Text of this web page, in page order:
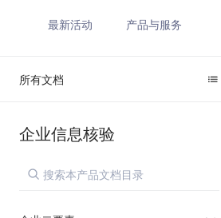
最新活动 产品与服务
所有文档
企业信息核验